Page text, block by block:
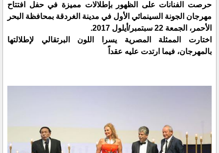
حرصت الفنانات على الظهور بإطلالات مميزة في حفل افتتاح
مهرجان الجونة السينمائي الأول في مدينة الغردقة بمحافظة البحر
الأحمر، الجمعة 22 سبتمبر/أيلول 2017.
اختارت الممثلة المصرية يسرا اللون البرتقالي لإطلالتها
بالمهرجان، فيما ارتدت عليه عقداً